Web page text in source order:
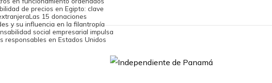
de precios en Egipto: clave
Las 15 donaciones
y su influencia en la filantropía
social empresarial impulsa
responsables en Estados Unidos